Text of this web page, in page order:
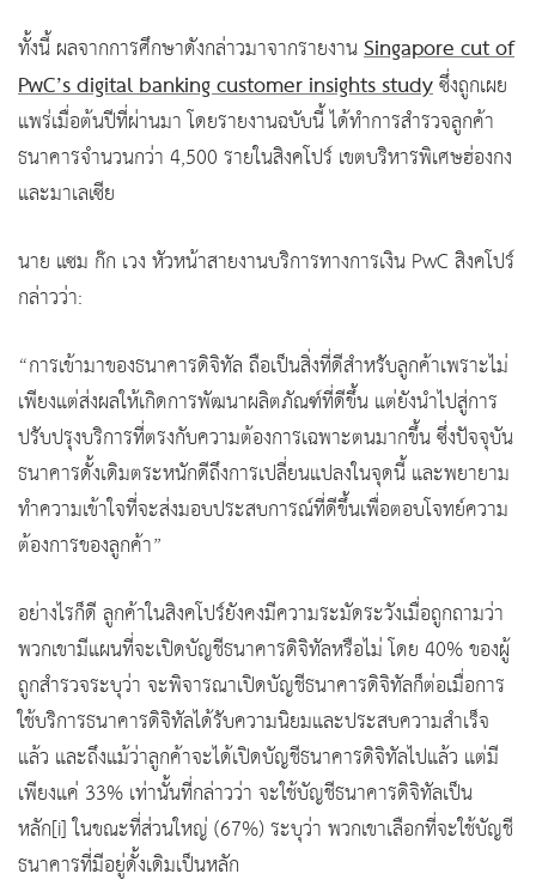
ทั้งนี้ ผลจากการศึกษาดังกล่าวมาจากรายงานSingapore cut of
PwC’s digital banking customer insights studyซึ่งถูกเผย
แพร่เมื่อต้นปีที่ผ่านมา โดยรายงานฉบับนี้ ได้ทำการสำรวจลูกค้า
ธนาคารจำนวนกว่า 4,500 รายในสิงคโปร์ เขตบริหารพิเศษฮ่องกง
และมาเลเซีย
นาย แซม ก๊ก เวง หัวหน้าสายงานบริการทางการเงิน PwC สิงคโปร์
กล่าวว่า:
“การเข้ามาของธนาคารดิจิทัล ถือเป็นสิ่งที่ดีสำหรับลูกค้าเพราะไม่
เพียงแต่ส่งผลให้เกิดการพัฒนาผลิตภัณฑ์ที่ดีขึ้น แต่ยังนำไปสู่การ
ปรับปรุงบริการที่ตรงกับความต้องการเฉพาะตนมากขึ้น ซึ่งปัจจุบัน
ธนาคารดั้งเดิมตระหนักดีถึงการเปลี่ยนแปลงในจุดนี้ และพยายาม
ทำความเข้าใจที่จะส่งมอบประสบการณ์ที่ดีขึ้นเพื่อตอบโจทย์ความ
ต้องการของลูกค้า”
อย่างไรก็ดี ลูกค้าในสิงคโปร์ยังคงมีความระมัดระวังเมื่อถูกถามว่า
พวกเขามีแผนที่จะเปิดบัญชีธนาคารดิจิทัลหรือไม่ โดย 40% ของผู้
ถูกสำรวจระบุว่า จะพิจารณาเปิดบัญชีธนาคารดิจิทัลก็ต่อเมื่อการ
ใช้บริการธนาคารดิจิทัลได้รับความนิยมและประสบความสำเร็จ
แล้ว และถึงแม้ว่าลูกค้าจะได้เปิดบัญชีธนาคารดิจิทัลไปแล้ว แต่มี
เพียงแค่ 33% เท่านั้นที่กล่าวว่า จะใช้บัญชีธนาคารดิจิทัลเป็น
หลัก[i] ในขณะที่ส่วนใหญ่ (67%) ระบุว่า พวกเขาเลือกที่จะใช้บัญชี
ธนาคารที่มีอยู่ดั้งเดิมเป็นหลัก